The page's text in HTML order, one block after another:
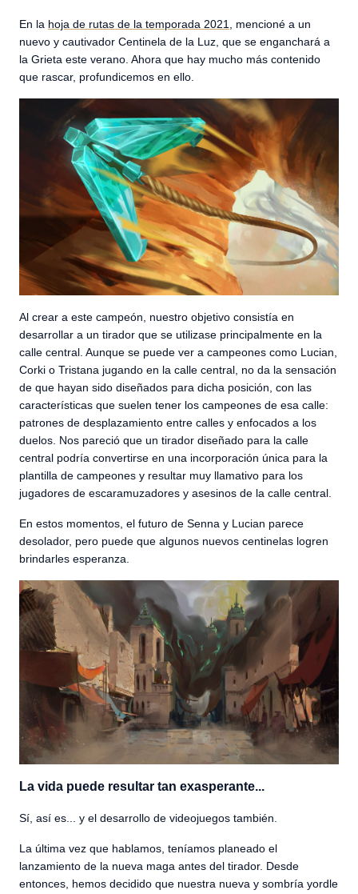
En la hoja de rutas de la temporada 2021, mencioné a un
nuevo y cautivador Centinela de la Luz, que se enganchará a
la Grieta este verano. Ahora que hay mucho más contenido
que rascar, profundicemos en ello.
Al crear a este campeón, nuestro objetivo consistía en
desarrollar a un tirador que se utilizase principalmente en la
calle central. Aunque se puede ver a campeones como Lucian,
Corki o Tristana jugando en la calle central, no da la sensación
de que hayan sido diseñados para dicha posición, con las
características que suelen tener los campeones de esa calle:
patrones de desplazamiento entre calles y enfocados a los
duelos. Nos pareció que un tirador diseñado para la calle
central podría convertirse en una incorporación única para la
plantilla de campeones y resultar muy llamativo para los
jugadores de escaramuzadores y asesinos de la calle central.
En estos momentos, el futuro de Senna y Lucian parece
desolador, pero puede que algunos nuevos centinelas logren
brindarles esperanza.
La vida puede resultar tan exasperante...
Sí, así es... y el desarrollo de videojuegos también.
La última vez que hablamos, teníamos planeado el
lanzamiento de la nueva maga antes del tirador. Desde
entonces, hemos decidido que nuestra nueva y sombría yordle